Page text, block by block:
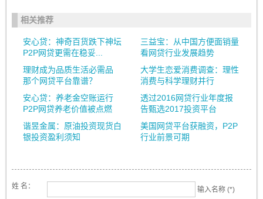
相关推荐
安心贷：神奇百货跌下神坛
P2P网贷更需在稳妥...
三益宝：从中国方便面销量
看网贷行业发展趋势
理财成为品质生活必需品
那个网贷平台靠谱？
大学生恋爱消费调查：理性
消费与科学理财并行
安心贷：养老金空账运行
P2P网贷养老价值被点燃
透过2016网贷行业年度报
告甄选2017投资平台
谐昱金属：原油投资现货白
银投资盈利须知
美国网贷平台获融资，P2P
行业前景可期
姓 名： 输入名称 (*)